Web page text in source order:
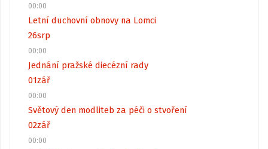
00:00
Letní duchovní obnovy na Lomci
26srp
00:00
Jednání pražské diecézní rady
01zář
00:00
Světový den modliteb za péči o stvoření
02zář
00:00